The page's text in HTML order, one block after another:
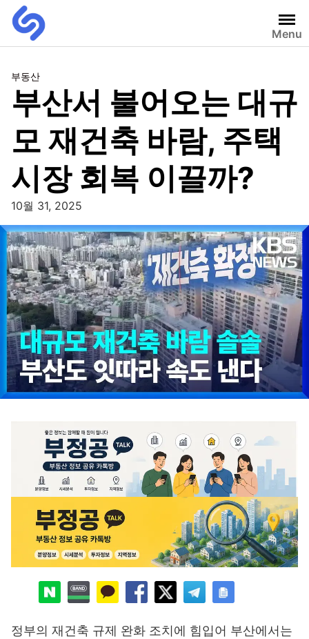
Menu
부동산
부산서 불어오는 대규
모 재건축 바람, 주택
시장 회복 이끌까?
10월 31, 2025
정부의 재건축 규제 완화 조치에 힘입어 부산에서는